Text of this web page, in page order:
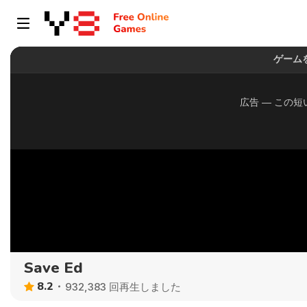
Save Ed
8.2 932,383 回再生しました